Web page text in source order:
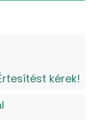
kérek!